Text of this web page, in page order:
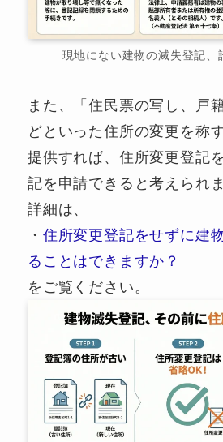
現地にない建物の滅失登記、
また、「住民票の写し、戸
どといった住所の変更を称
提供すれば、住所変更登記
記を申請できると考えられま
詳細は、
・ 住所変更登記をせずに建
ることはできますか？
をご覧ください。